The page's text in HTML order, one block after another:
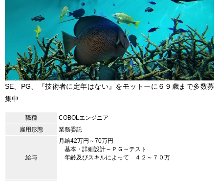
SE、PG、『技術者に定年はない』をモットーに６９歳まで多数募
集中
職種
COBOLエンジニア
雇用形態
業務委託
給与
月給42万円～70万円
基本・詳細設計～ＰＧ～テスト
年齢及びスキルによって ４２～７０万